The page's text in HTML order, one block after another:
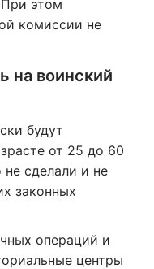
этом
комиссии не
на воинский
будут
от 25 до 60
не сделали и не
законных
операций и
центры